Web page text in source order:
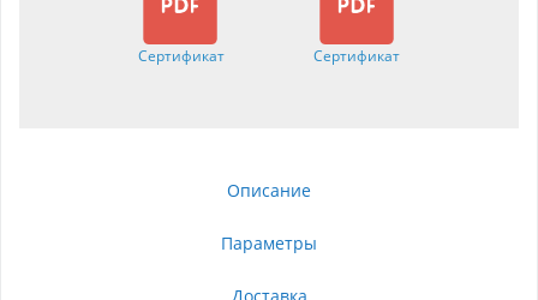
Сертификат Сертификат
Описание
Параметры